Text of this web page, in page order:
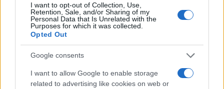
I want to opt-out of Collection, Use,
Retention, Sale, and/or Sharing of my
Personal Data that Is Unrelated with the
Purposes for which it was collected.
Opted Out
Google consents
I want to allow Google to enable storage
related to advertising like cookies on web or
aplicar cada método
Marta Ruiz · 6 Ago 2026